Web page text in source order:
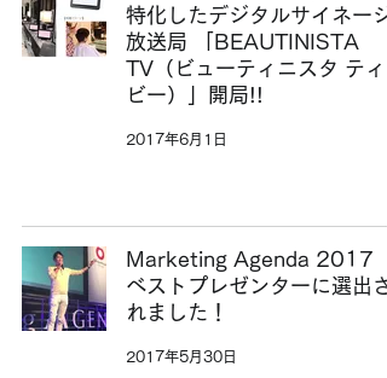
特化したデジタルサイネージ
放送局 「BEAUTINISTA
TV（ビューティニスタ ティ
ビー）」開局!!
2017年6月1日
Marketing Agenda 2017
ベストプレゼンターに選出さ
れました！
2017年5月30日